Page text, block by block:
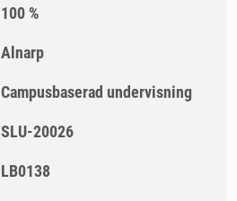
100 %
Alnarp
Campusbaserad undervisning
SLU-20026
LB0138